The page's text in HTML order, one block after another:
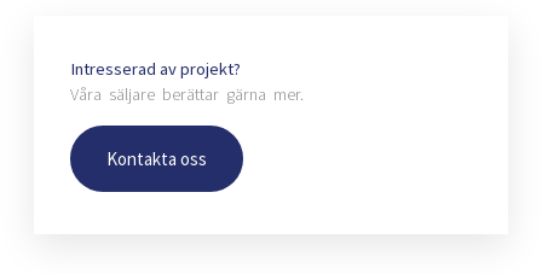
Intresserad av projekt?
Våra säljare berättar gärna mer.
Kontakta oss